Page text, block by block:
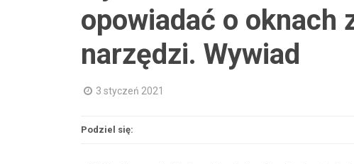
opowiadać o oknach
narzędzi. Wywiad
3 styczeń 2021
Podziel się: